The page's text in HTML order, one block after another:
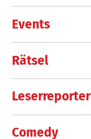
Events
Rätsel
Leserreporter
Comedy